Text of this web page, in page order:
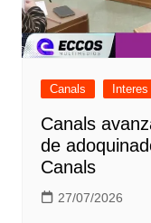
Canals
Canals
de
Canals
27/07/2026